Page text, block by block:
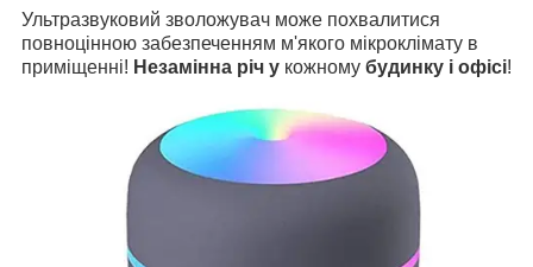
Ультразвуковий зволожувач може похвалитися
повноцінною забезпеченням м'якого мікроклімату в
приміщенні! Незамінна річ у кожному будинку і офісі!